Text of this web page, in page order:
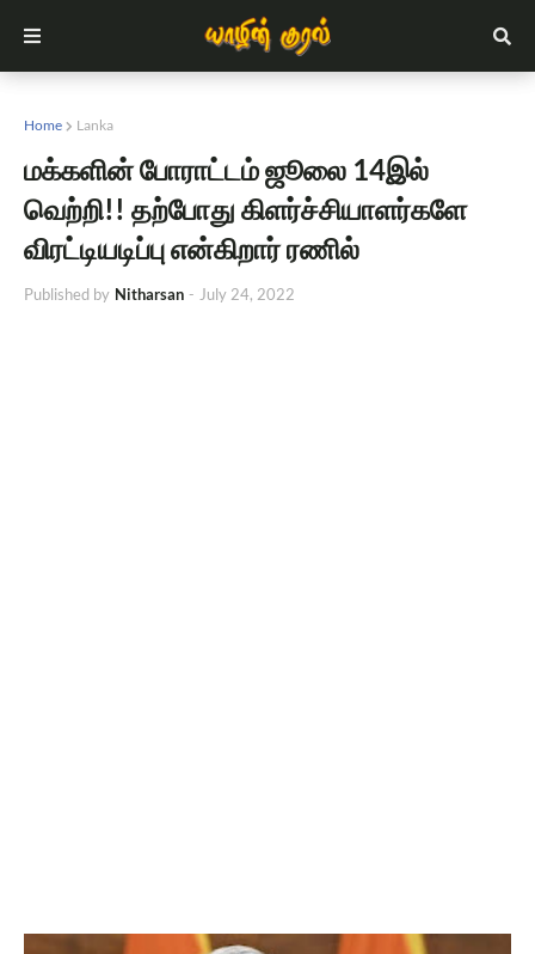
Home Lanka
மக்களின் போராட்டம் ஜூலை 14இல்
வெற்றி!! தற்போது கிளர்ச்சியாளர்களே
விரட்டியடிப்பு என்கிறார் ரணில்
Published by Nitharsan - July 24, 2022